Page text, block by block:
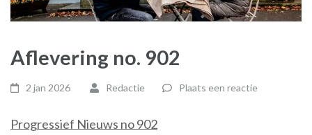
Aflevering no. 902
2 jan 2026 Redactie Plaats een reactie
Progressief Nieuws no 902